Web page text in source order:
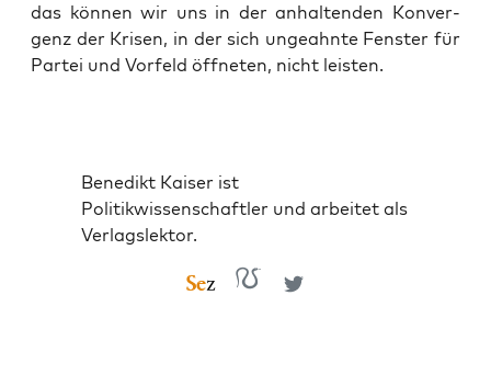
das kön­nen wir uns in der anhal­ten­den Kon­ver­
genz der Kri­sen, in der sich unge­ahn­te Fens­ter für
Par­tei und Vor­feld öff­ne­ten, nicht leisten.
Benedikt Kaiser ist
Politikwissenschaftler und arbeitet als
Verlagslektor.